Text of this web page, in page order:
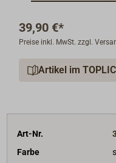
39,90 €*
Preise inkl. MwSt. zzgl.
Artikel im
Art-Nr.
Farbe